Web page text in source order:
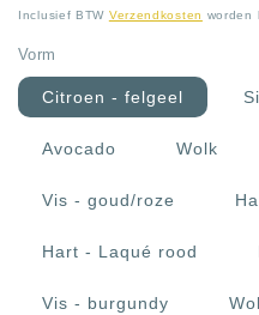
prijs
Inclusief BTW Verzendkosten worden
Vorm
Citroen - felgeel
Avocado Wolk
Vis - goud/roze
Hart - Laqué rood
Vis - burgundy